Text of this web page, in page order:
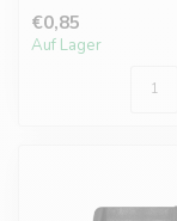
€0,85
Auf Lager